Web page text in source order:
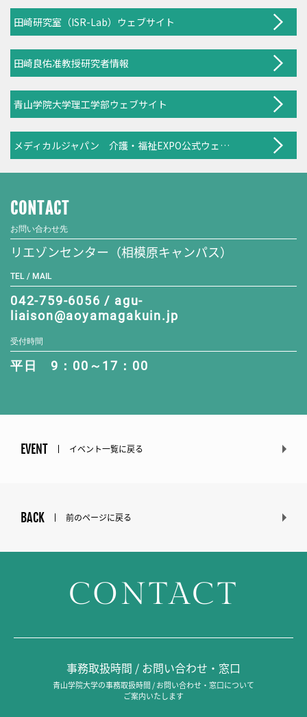
田崎研究室（ISR-Lab）ウェブサイト
田崎良佑准教授研究者情報
青山学院大学理工学部ウェブサイト
メディカルジャパン 介護・福祉EXPO公式ウェブサイト
CONTACT
お問い合わせ先
リエゾンセンター（相模原キャンパス）
TEL / MAIL
042-759-6056 / agu-
liaison@aoyamagakuin.jp
受付時間
平日 9：00～17：00
EVENT イベント一覧に戻る
BACK 前のページに戻る
CONTACT
事務取扱時間 / お問い合わせ・窓口
青山学院大学の事務取扱時間 / お問い合わせ・窓口について
ご案内いたします